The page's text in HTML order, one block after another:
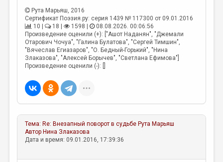
СТРАНИЦЫ ПАМЯТИ
ОБЪЯВЛЕНИЯ
КОЛОНКА РЕДАКТОРА
РЕДКОЛЛЕГИЯ
ОТ РЕДАКЦИИ
МАЛАЯ ПРОЗА
ЭССЕИСТИКА
ЛИТЕРАТУРОВЕДЕНИЕ
Рута Марьяш, 2016
Сертификат Поэзия.ру: серия 1439 № 117300 от 09.01.2016
10 |
18 | 1598 |
08.08.2026. 00:06:56
Произведение оценили (+): ["Ашот Наданян", "Джемали
Отарович Чочуа", "Галина Булатова", "Сергей Тимшин",
"Вячеслав Егиазаров", "О. Бедный-Горький", "Нина
Злаказова", "Алексей Борычев", "Светлана Ефимова"]
Произведение оценили (-): []
Тема: Re: Внезапный поворот в судьбе Рута Марьяш
Автор Нина Злаказова
Дата и время: 09.01.2016, 17:39:36